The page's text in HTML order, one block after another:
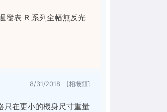
發表 R 系列全幅無反光
8/31/2018 [相機類]
在更小的機身尺寸重量